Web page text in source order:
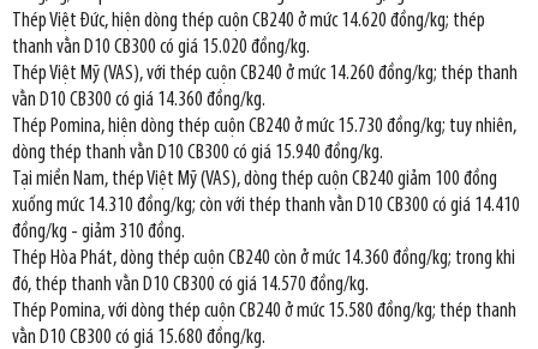
Thép Việt Đức, hiện dòng thép cuộn CB240 ở mức 14.620 đồng/kg; thép
thanh vằn D10 CB300 có giá 15.020 đồng/kg.
Thép Việt Mỹ (VAS), với thép cuộn CB240 ở mức 14.260 đồng/kg; thép thanh
vằn D10 CB300 có giá 14.360 đồng/kg.
Thép Pomina, hiện dòng thép cuộn CB240 ở mức 15.730 đồng/kg; tuy nhiên,
dòng thép thanh vằn D10 CB300 có giá 15.940 đồng/kg.
Tại miền Nam, thép Việt Mỹ (VAS), dòng thép cuộn CB240 giảm 100 đồng
xuống mức 14.310 đồng/kg; còn với thép thanh vằn D10 CB300 có giá 14.410
đồng/kg - giảm 310 đồng.
Thép Hòa Phát, dòng thép cuộn CB240 còn ở mức 14.360 đồng/kg; trong khi
đó, thép thanh vằn D10 CB300 có giá 14.570 đồng/kg.
Thép Pomina, với dòng thép cuộn CB240 ở mức 15.580 đồng/kg; thép thanh
vằn D10 CB300 có giá 15.680 đồng/kg.